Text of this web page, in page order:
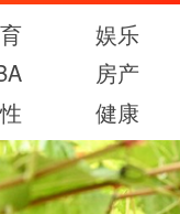
娱乐
房产
健康